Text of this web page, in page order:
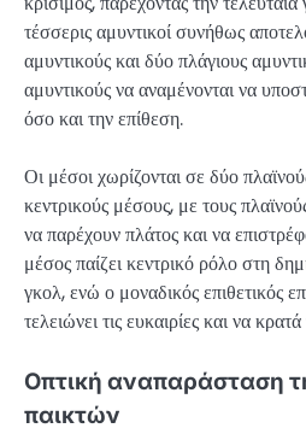
τέσσερις αμυντικοί συνήθως
αμυντικούς και δύο πλάγιους
αμυντικούς να αναμένονται να
όσο και την επίθεση.
Οι μέσοι χωρίζονται σε δύο
κεντρικούς μέσους, με τους
να παρέχουν πλάτος και να
μέσος παίζει κεντρικό ρόλο στη
γκολ, ενώ ο μοναδικός επιθετικός
τελειώνει τις ευκαιρίες και να
Οπτική αναπαράσταση
παικτών